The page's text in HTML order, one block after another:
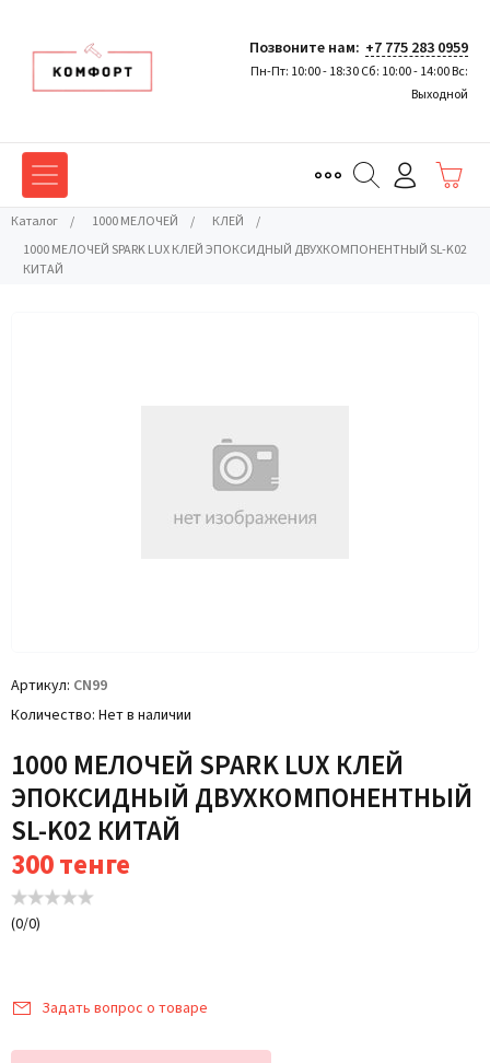
Позвоните нам: +7 775 283 0959
Пн-Пт: 10:00 - 18:30 Сб: 10:00 - 14:00 Вс:
Выходной
Каталог / 1000 МЕЛОЧЕЙ / КЛЕЙ
/
1000 МЕЛОЧЕЙ SPARK LUX КЛЕЙ ЭПОКСИДНЫЙ ДВУХКОМПОНЕНТНЫЙ SL-K02
КИТАЙ
Артикул CN99
Количество Нет в наличии
1000 МЕЛОЧЕЙ SPARK LUX КЛЕЙ
ЭПОКСИДНЫЙ ДВУХКОМПОНЕНТНЫЙ
SL-K02 КИТАЙ
300тенге
(0/0)
Задать вопрос о товаре